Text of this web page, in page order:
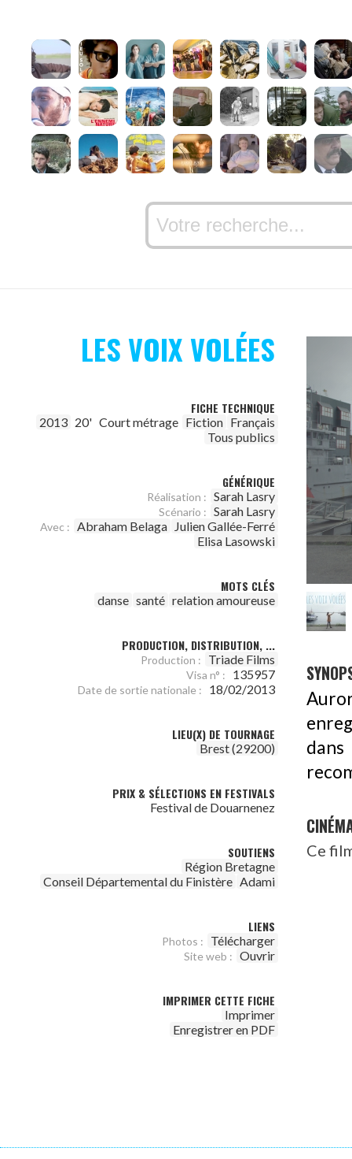
LES VOIX VOLÉES
FICHE TECHNIQUE
2013 20' Court métrage Fiction Français
Tous publics
GÉNÉRIQUE
Réalisation : Sarah Lasry
Scénario : Sarah Lasry
Avec : Abraham Belaga Julien Gallée-Ferré
Elisa Lasowski
MOTS CLÉS
danse santé relation amoureuse
PRODUCTION, DISTRIBUTION, ...
Production : Triade Films
Visa n° : 135957
Date de sortie nationale : 18/02/2013
LIEU(X) DE TOURNAGE
Brest (29200)
PRIX & SÉLECTIONS EN FESTIVALS
Festival de Douarnenez
SOUTIENS
Région Bretagne
Conseil Départemental du Finistère Adami
LIENS
Photos : Télécharger
Site web : Ouvrir
IMPRIMER CETTE FICHE
Imprimer
Enregistrer en PDF
Ce